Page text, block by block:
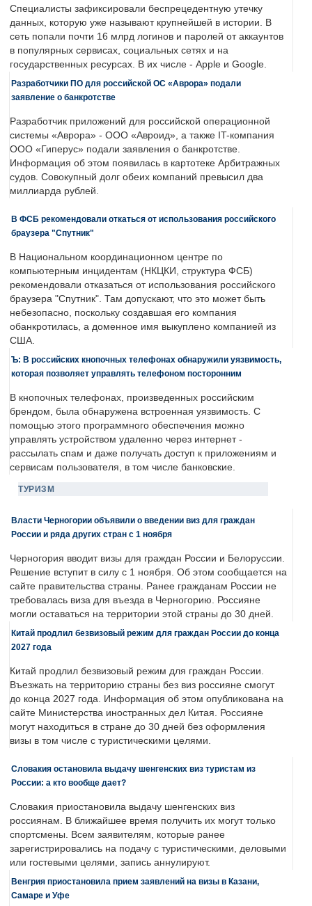
Специалисты зафиксировали беспрецедентную утечку
данных, которую уже называют крупнейшей в истории. В
сеть попали почти 16 млрд логинов и паролей от аккаунтов
в популярных сервисах, социальных сетях и на
государственных ресурсах. В их числе - Apple и Google.
Разработчики ПО для российской ОС «Аврора» подали
заявление о банкротстве
Разработчик приложений для российской операционной
системы «Аврора» - ООО «Авроид», а также IT-компания
ООО «Гиперус» подали заявления о банкротстве.
Информация об этом появилась в картотеке Арбитражных
судов. Совокупный долг обеих компаний превысил два
миллиарда рублей.
В ФСБ рекомендовали откаться от использования российского
браузера "Спутник"
В Национальном координационном центре по
компьютерным инцидентам (НКЦКИ, структура ФСБ)
рекомендовали отказаться от использования российского
браузера "Спутник". Там допускают, что это может быть
небезопасно, поскольку создавшая его компания
обанкротилась, а доменное имя выкуплено компанией из
США.
Ъ: В российских кнопочных телефонах обнаружили уязвимость,
которая позволяет управлять телефоном посторонним
В кнопочных телефонах, произведенных российским
брендом, была обнаружена встроенная уязвимость. С
помощью этого программного обеспечения можно
управлять устройством удаленно через интернет -
рассылать спам и даже получать доступ к приложениям и
сервисам пользователя, в том числе банковские.
ТУРИЗМ
Власти Черногории объявили о введении виз для граждан
России и ряда других стран с 1 ноября
Черногория вводит визы для граждан России и Белоруссии.
Решение вступит в силу с 1 ноября. Об этом сообщается на
сайте правительства страны. Ранее гражданам России не
требовалась виза для въезда в Черногорию. Россияне
могли оставаться на территории этой страны до 30 дней.
Китай продлил безвизовый режим для граждан России до конца
2027 года
Китай продлил безвизовый режим для граждан России.
Въезжать на территорию страны без виз россияне смогут
до конца 2027 года. Информация об этом опубликована на
сайте Министерства иностранных дел Китая. Россияне
могут находиться в стране до 30 дней без оформления
визы в том числе с туристическими целями.
Словакия остановила выдачу шенгенских виз туристам из
России: а кто вообще дает?
Словакия приостановила выдачу шенгенских виз
россиянам. В ближайшее время получить их могут только
спортсмены. Всем заявителям, которые ранее
зарегистрировались на подачу с туристическими, деловыми
или гостевыми целями, запись аннулируют.
Венгрия приостановила прием заявлений на визы в Казани,
Самаре и Уфе